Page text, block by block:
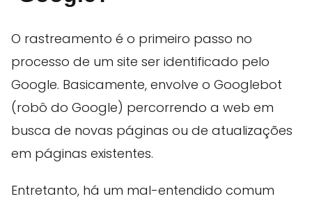
O rastreamento é o primeiro passo no
processo de um site ser identificado pelo
Google. Basicamente, envolve o Googlebot
(robô do Google) percorrendo a web em
busca de novas páginas ou de atualizações
em páginas existentes.
Entretanto, há um mal-entendido comum